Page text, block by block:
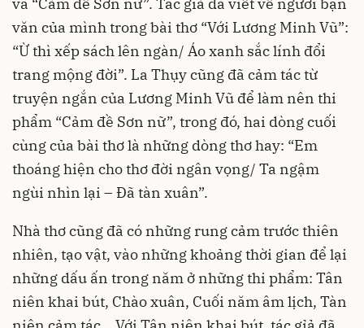
và “Cảm đề Sơn nữ”. Tác giả đã viết về người bạn
văn của mình trong bài thơ “Với Lương Minh Vũ”:
“Ừ thì xếp sách lên ngàn/ Áo xanh sắc lính đổi
trang mộng đời”. La Thụy cũng đã cảm tác từ
truyện ngắn của Lương Minh Vũ để làm nên thi
phẩm “Cảm đề Sơn nữ”, trong đó, hai dòng cuối
cùng của bài thơ là những dòng thơ hay: “Em
thoáng hiện cho thơ đời ngân vọng/ Ta ngậm
ngùi nhìn lại – Đã tàn xuân”.
Nhà thơ cũng đã có những rung cảm trước thiên
nhiên, tạo vật, vào những khoảng thời gian để lại
những dấu ấn trong năm ở những thi phẩm: Tân
niên khai bút, Chào xuân, Cuối năm âm lịch, Tàn